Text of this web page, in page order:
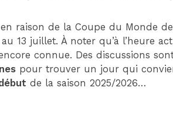
raison de la Coupe du Monde
13 juillet. À noter qu’à l’heure
connue. Des discussions
pour trouver un jour qui
de la saison 2025/2026…